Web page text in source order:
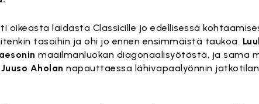
oikeasta laidasta Classicille jo edellisessä
tasoihin ja ohi jo ennen ensimmäistä taukoa.
maailmanluokan diagonaalisyötöstä, ja sama
Juuso Aholan napauttaessa lähivapaalyönnin